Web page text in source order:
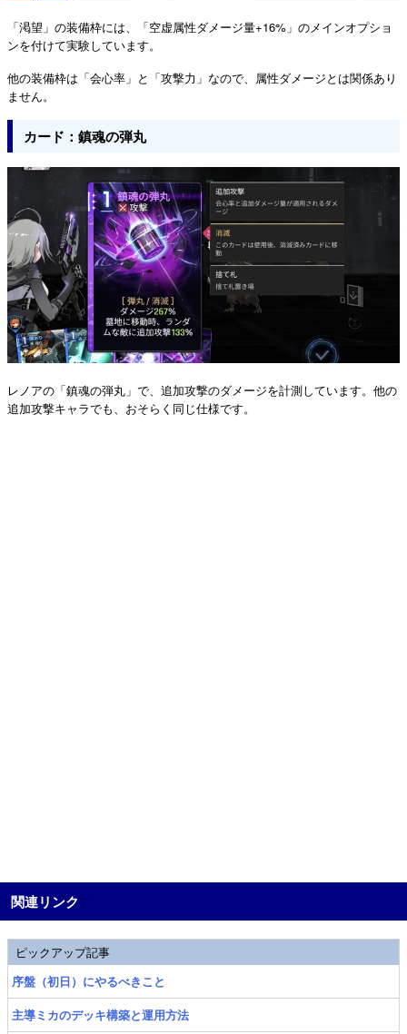
「渇望」の装備枠には、「空虚属性ダメージ量+16%」のメインオプショ
ンを付けて実験しています。
他の装備枠は「会心率」と「攻撃力」なので、属性ダメージとは関係あり
ません。
カード：鎮魂の弾丸
レノアの「鎮魂の弾丸」で、追加攻撃のダメージを計測しています。他の
追加攻撃キャラでも、おそらく同じ仕様です。
関連リンク
ピックアップ記事
序盤（初日）にやるべきこと
主導ミカのデッキ構築と運用方法